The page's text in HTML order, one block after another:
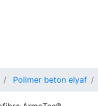
Polimer beton elyaf